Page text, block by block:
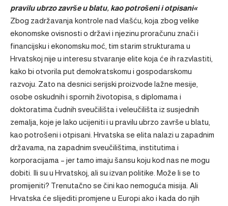
pravilu ubrzo završe u blatu, kao potrošeni i otpisani«
Zbog zadržavanja kontrole nad vlašću, koja zbog velike
ekonomske ovisnosti o državi i njezinu proračunu znači i
financijsku i ekonomsku moć, tim starim strukturama u
Hrvatskoj nije u interesu stvaranje elite koja će ih razvlastiti,
kako bi otvorila put demokratskomu i gospodarskomu
razvoju. Zato na desnici serijski proizvode lažne mesije,
osobe oskudnih i spornih životopisa, s diplomama i
doktoratima čudnih sveučilišta i veleučilišta iz susjednih
zemalja, koje je lako ucijeniti i u pravilu ubrzo završe u blatu,
kao potrošeni i otpisani. Hrvatska se elita nalazi u zapadnim
državama, na zapadnim sveučilištima, institutima i
korporacijama – jer tamo imaju šansu koju kod nas ne mogu
dobiti. Ili su u Hrvatskoj, ali su izvan politike. Može li se to
promijeniti? Trenutačno se čini kao nemoguća misija. Ali
Hrvatska će slijediti promjene u Europi ako i kada do njih